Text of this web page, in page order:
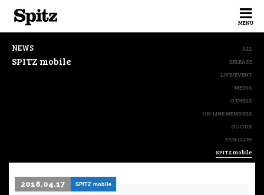
MENU
NEWS
SPITZ mobile
ALL
RELEASE
LIVE/EVENT
MEDIA
OTHERS
ON-LINE MEMBERS
GOODS
FAN CLUB
SPITZ mobile
2018.04.17 SPITZ mobile